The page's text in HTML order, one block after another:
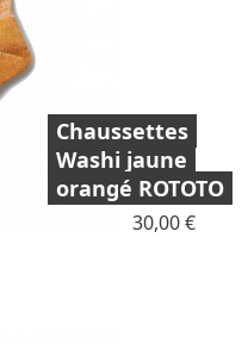
Chaussettes
Washi jaune
orangé ROTOTO
Prix
30,00 €